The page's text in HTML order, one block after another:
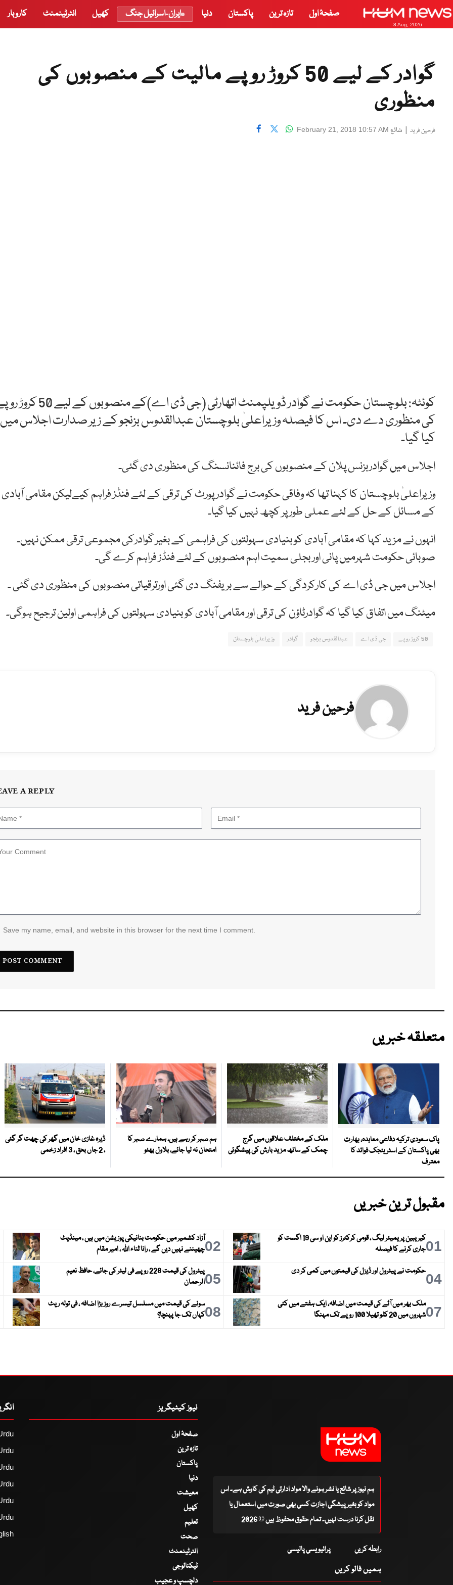
8 Aug, 2026
صفحۂ اول تازہ ترین پاکستان دنیا ایران-اسرائیل جنگ کھیل انٹرٹینمنٹ کاروبار
گوادر کے لیے 50 کروڑ روپے مالیت کے منصوبوں کی
منظوری
فرحین فرید | شائع February 21, 2018 10:57 AM
کوئٹہ: بلوچستان حکومت نے گوادر ڈویلپمنٹ اتھارٹی (جی ڈی اے)کے منصوبوں
کی منظوری دے دی۔ اس کا فیصلہ وزیراعلیٰ بلوچستان عبدالقدوس بزنجو کے زیر صدارت اجلاس میں
کیا گیا۔
اجلاس میں گوادربزنس پلان کے منصوبوں کی برج فائنانسنگ کی منظوری دی گئی۔
وزیراعلیٰ بلوچستان کا کہنا تھا کہ وفاقی حکومت نے گوادر پورٹ کی ترقی کے لئے فنڈز فراہم کیےلیکن مقامی آبادی
کے مسائل کے حل کے لئے عملی طور پر کچھ نہیں کیا گیا۔
انہوں نے مزید کہا کہ مقامی آبادی کو بنیادی سہولتوں کی فراہمی کے بغیر گوادرکی مجموعی ترقی ممکن نہیں۔
صوبائی حکومت شہرمیں پانی اور بجلی سمیت اہم منصوبوں کے لئے فنڈز فراہم کرے گی۔
اجلاس میں جی ڈی اے کی کارکردگی کے حوالے سے بریفنگ دی گئی اورترقیاتی منصوبوں کی منظوری دی گئی ۔
میٹنگ میں اتفاق کیا گیا کہ گوادرٹاؤن کی ترقی اور مقامی آبادی کو بنیادی سہولتوں کی فراہمی اولین ترجیح ہوگی۔
50 کروڑ روپے جی ڈی اے عبدالقدوس بزنجو گوادر وزیراعلیٰ بلوچستان
فرحین فرید
A REPLY
Save my name, email, and website in this browser for the next time I comment.
متعلقہ خبریں
پاک سعودی ترکیہ دفاعی معاہدہ، بھارت
بھی پاکستان کے اسٹریٹجک فوائد کا
معترف
ملک کے مختلف علاقوں میں گرج
چمک کے ساتھ مزید بارش کی پیشگوئی
ہم صبر کر رہے ہیں، ہمارے صبر کا
امتحان نہ لیا جائے، بلاول بھٹو
ڈیرہ غازی خان میں گھر کی چھت گر گئی
، 2 جاں بحق ، 3 افراد زخمی
مقبول ترین خبریں
01
کیریبین پریمیئر لیگ ، قومی کرکٹرز کو این او سی 19 اگست کو
جاری کرنے کا فیصلہ
02آزاد کشمیر میں حکومت بنانیکی پوزیشن میں ہیں ، مینڈیٹ
چھیننے نہیں دیں گے ، رانا ثناء اللہ ، امیر مقام
04حکومت نے پیٹرول اور ڈیزل کی قیمتوں میں کمی کر دی 05
پیٹرول کی قیمت 228 روپے فی لیٹر کی جائے، حافظ نعیم
الرحمان
07ملک بھر میں آٹے کی قیمت میں اضافہ، ایک ہفتے میں کئی
شہروں میں 20 کلو تھیلا 100 روپے تک مہنگا
08سونے کی قیمت میں مسلسل تیسرے روز بڑا اضافہ ، فی تولہ ریٹ
کہاں تک جا پہنچا؟
ہم نیوز پر شائع یا نشر ہونے والا مواد ادارتی ٹیم کی کاوش ہے۔ اس
مواد کو بغیر پیشگی اجازت کسی بھی صورت میں استعمال یا
نقل کرنا درست نہیں۔ تمام حقوق محفوظ ہیں © 2026
رابطہ کریں پرائیویسی پالیسی
ہمیں فالو کریں
نیوز کیٹیگریز
صفحۂ اول
تازہ ترین
پاکستان
دنیا
معیشت
کھیل
تعلیم
صحت
انٹرٹینمنٹ
ٹیکنالوجی
دلچسپ و عجیب